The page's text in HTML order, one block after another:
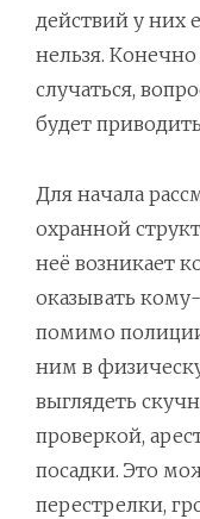
действий у них
нельзя.
случаться,
будет
Для начала
охранной
неё возникает
оказывать
помимо
ним в
выглядеть
проверкой,
посадки. Это
перестрелки,